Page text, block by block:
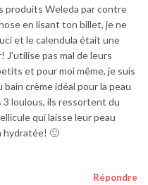
produits Weleda par contre
en lisant ton billet, je ne
et le calendula était une
pas mal de leurs
et pour moi même, je suis
crème idéal pour la peau
3 loulous, ils ressortent du
qui laisse leur peau
hydratée! 🙂
Répondre